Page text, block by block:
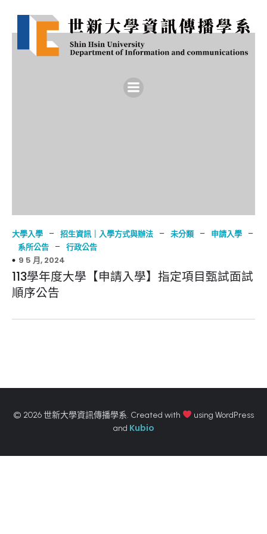
大學入學 – 招生資訊｜入學方式與辦法 – 未分類 – 申請入學 –
系所公告 – 行政公告
9 5 月, 2024
113學年度大學【申請入學】指定項目甄試面試
順序公告
© 2026 世新大學資訊傳播學系. Created with
using WordPress
and Kubio